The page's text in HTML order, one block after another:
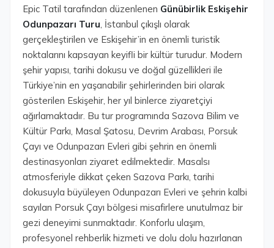
Epic Tatil tarafından düzenlenen Günübirlik Eskişehir
Odunpazarı Turu, İstanbul çıkışlı olarak
gerçekleştirilen ve Eskişehir’in en önemli turistik
noktalarını kapsayan keyifli bir kültür turudur. Modern
şehir yapısı, tarihi dokusu ve doğal güzellikleri ile
Türkiye’nin en yaşanabilir şehirlerinden biri olarak
gösterilen Eskişehir, her yıl binlerce ziyaretçiyi
ağırlamaktadır. Bu tur programında Sazova Bilim ve
Kültür Parkı, Masal Şatosu, Devrim Arabası, Porsuk
Çayı ve Odunpazarı Evleri gibi şehrin en önemli
destinasyonları ziyaret edilmektedir. Masalsı
atmosferiyle dikkat çeken Sazova Parkı, tarihi
dokusuyla büyüleyen Odunpazarı Evleri ve şehrin kalbi
sayılan Porsuk Çayı bölgesi misafirlere unutulmaz bir
gezi deneyimi sunmaktadır. Konforlu ulaşım,
profesyonel rehberlik hizmeti ve dolu dolu hazırlanan